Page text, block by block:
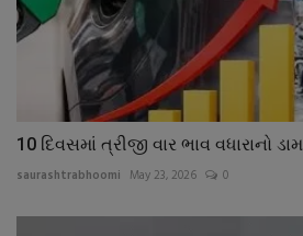
10 દિવસમાં ત્રીજી વાર ભાવ વધારાનો ડામ
saurashtrabhoomi May 23, 2026 0